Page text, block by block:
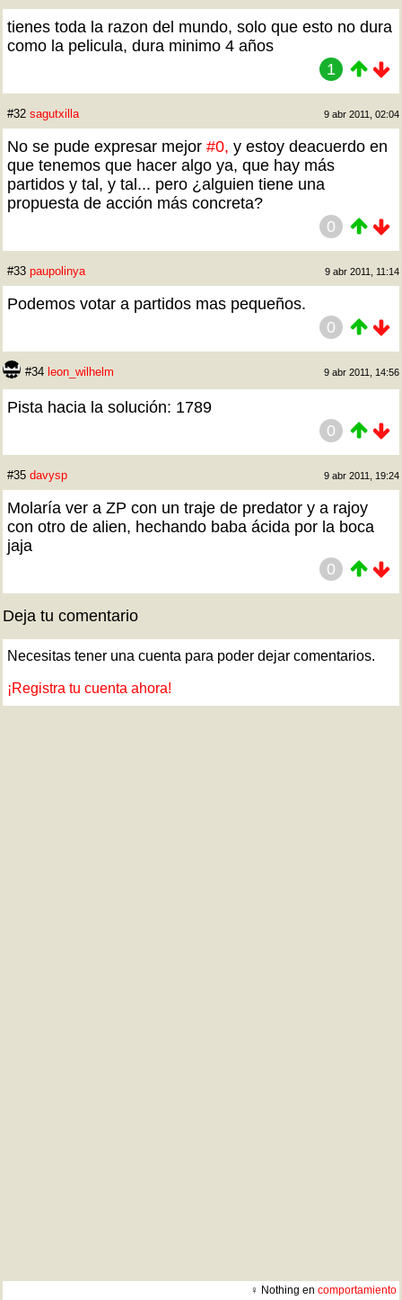
tienes toda la razon del mundo, solo que esto no dura
como la pelicula, dura minimo 4 años
1
#32 sagutxilla 9 abr 2011, 02:04
No se pude expresar mejor #0, y estoy deacuerdo en
que tenemos que hacer algo ya, que hay más
partidos y tal, y tal... pero ¿alguien tiene una
propuesta de acción más concreta?
0
#33 paupolinya 9 abr 2011, 11:14
Podemos votar a partidos mas pequeños.
0
#34 leon_wilhelm 9 abr 2011, 14:56
Pista hacia la solución: 1789
0
#35 davysp 9 abr 2011, 19:24
Molaría ver a ZP con un traje de predator y a rajoy
con otro de alien, hechando baba ácida por la boca
jaja
0
Deja tu comentario
Necesitas tener una cuenta para poder dejar comentarios.
¡Registra tu cuenta ahora!
♀ Nothing en comportamiento